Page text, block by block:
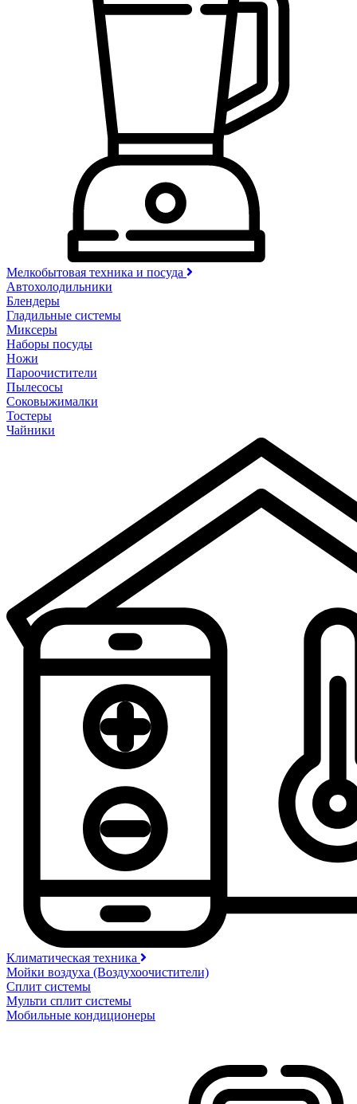
Мелкобытовая техника и посуда
Автохолодильники
Блендеры
Гладильные системы
Миксеры
Наборы посуды
Ножи
Пароочистители
Пылесосы
Соковыжималки
Тостеры
Чайники
Климатическая техника
Мойки воздуха (Воздухоочистители)
Сплит системы
Мульти сплит системы
Мобильные кондиционеры